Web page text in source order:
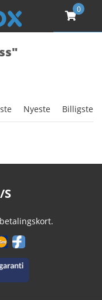
0
Nyeste Billigste
S